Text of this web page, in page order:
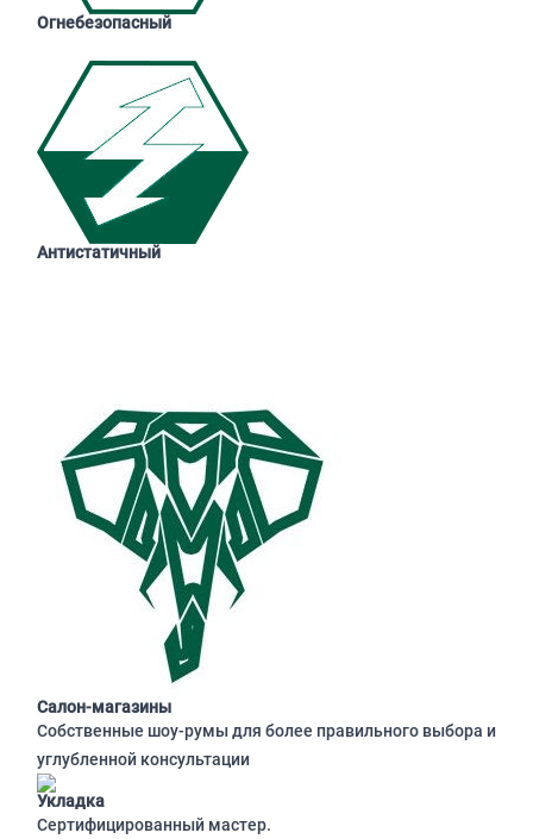
Огнебезопасный
Антистатичный
Салон-магазины
Собственные шоу-румы для более правильного выбора и
углубленной консультации
Укладка
Сертифицированный мастер.